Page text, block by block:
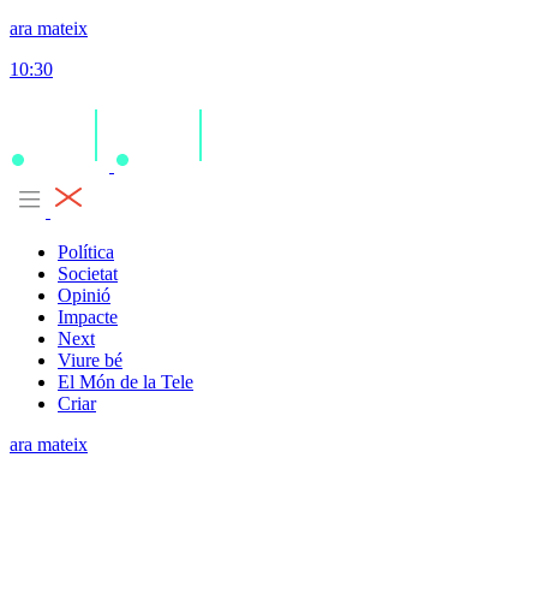
ara mateix
10:30
Política
Societat
Opinió
Impacte
Next
Viure bé
El Món de la Tele
Criar
ara mateix